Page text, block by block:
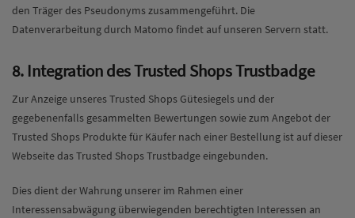
den Träger des Pseudonyms zusammengeführt. Die
Datenverarbeitung durch Matomo findet auf unseren Servern statt.
8. Integration des Trusted Shops Trustbadge
Zur Anzeige unseres Trusted Shops Gütesiegels und der
gegebenenfalls gesammelten Bewertungen sowie zum Angebot der
Trusted Shops Produkte für Käufer nach einer Bestellung ist auf dieser
Webseite das Trusted Shops Trustbadge eingebunden.
Dies dient der Wahrung unserer im Rahmen einer
Interessensabwägung überwiegenden berechtigten Interessen an